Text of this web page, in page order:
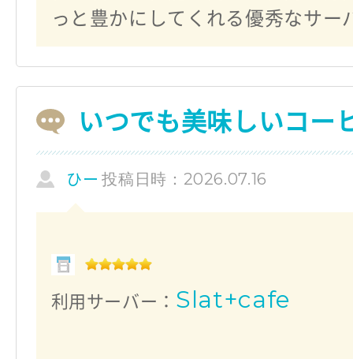
っと豊かにしてくれる優秀なサー
いつでも美味しいコー
ひー 投稿日時：2026.07.16
利用サーバー： Slat+cafe